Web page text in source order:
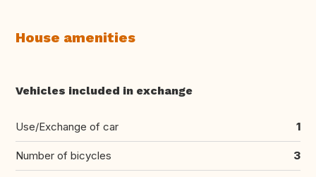
House amenities
Vehicles included in exchange
Use/Exchange of car 1
Number of bicycles 3